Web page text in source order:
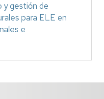
y gestión de
para ELE en
e